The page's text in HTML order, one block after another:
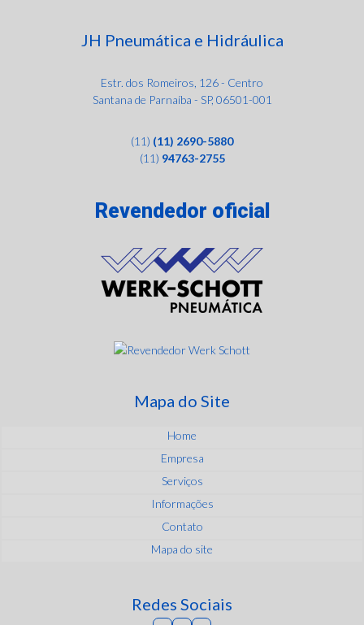
JH Pneumática e Hidráulica
Estr. dos Romeiros, 126 - Centro
Santana de Parnaíba - SP, 06501-001
(11) (11) 2690-5880
(11) 94763-2755
Revendedor oficial
Mapa do Site
Home
Empresa
Serviços
Informações
Contato
Mapa do site
Redes Sociais